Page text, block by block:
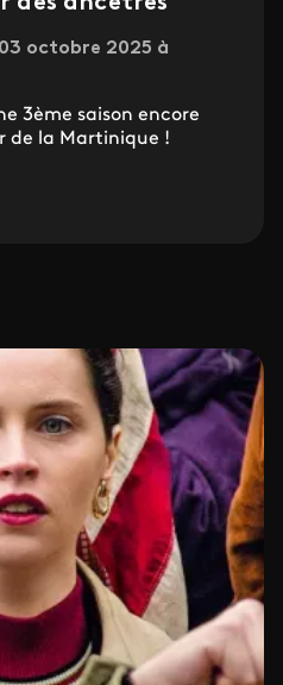
octobre 2025 à
3ème saison encore
de la Martinique !